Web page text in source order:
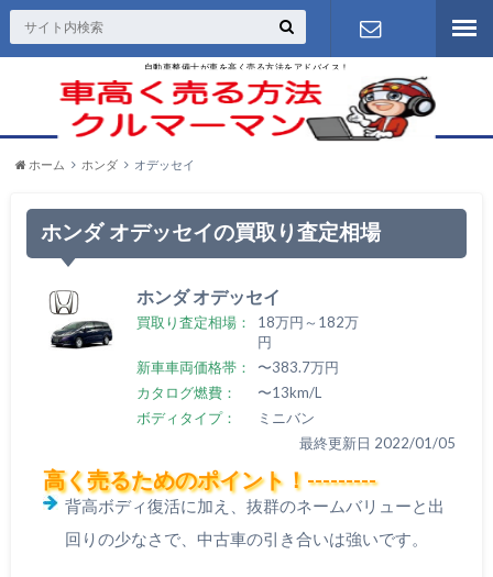
自動車整備士が車を高く売る方法をアドバイス！
お問い合わ
せ
ホーム ホンダ オデッセイ
ホンダ オデッセイの買取り査定相場
ホンダ オデッセイ
買取り査定相場：
18万円～182万
円
新車車両価格帯：
〜383.7万円
カタログ燃費：
〜13km/L
ボディタイプ：
ミニバン
最終更新日 2022/01/05
高く売るためのポイント！---------
背高ボディ復活に加え、抜群のネームバリューと出
回りの少なさで、中古車の引き合いは強いです。